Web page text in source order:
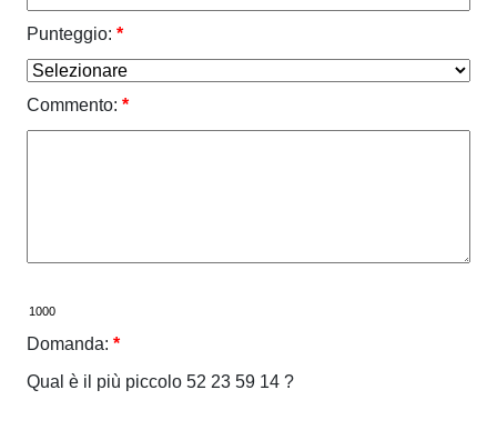
Punteggio: *
Commento: *
Domanda: *
Qual è il più piccolo 52 23 59 14 ?